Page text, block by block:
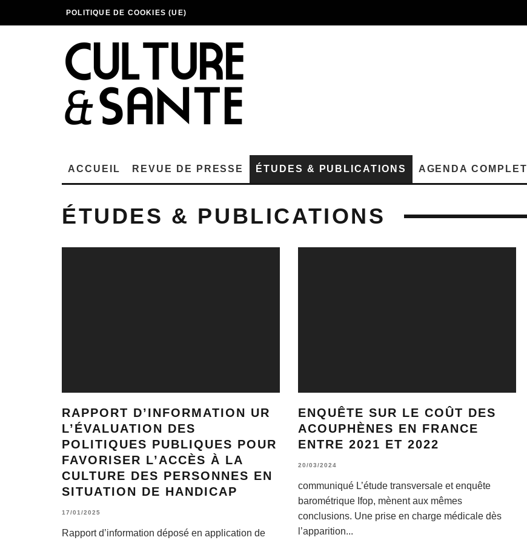
POLITIQUE DE COOKIES (UE)
ACCUEIL REVUE DE PRESSE ÉTUDES & PUBLICATIONS AGENDA COMPLET
ÉTUDES & PUBLICATIONS
RAPPORT D’INFORMATION UR
L’ÉVALUATION DES
POLITIQUES PUBLIQUES POUR
FAVORISER L’ACCÈS À LA
CULTURE DES PERSONNES EN
SITUATION DE HANDICAP
17/01/2025
Rapport d’information déposé en application de
ENQUÊTE SUR LE COÛT DES
ACOUPHÈNES EN FRANCE
ENTRE 2021 ET 2022
20/03/2024
communiqué L’étude transversale et enquête
barométrique Ifop, mènent aux mêmes
conclusions. Une prise en charge médicale dès
l’apparition...